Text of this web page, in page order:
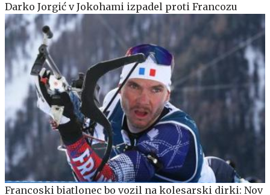
Darko Jorgić v Jokohami izpadel proti Francozu
Francoski biatlonec bo vozil na kolesarski dirki: Nov